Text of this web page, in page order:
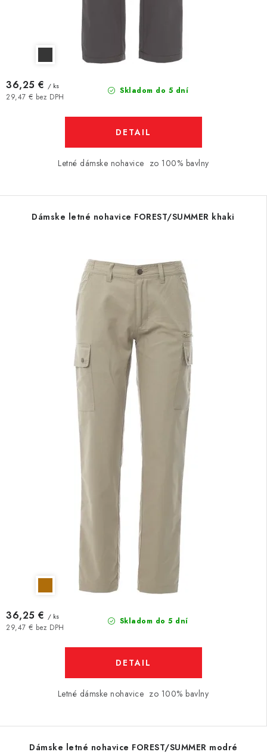
Skladom do 5 dní
29,47 € bez DPH
36,25 € / ks
DETAIL
Letné dámske nohavice zo 100% bavlny
Dámske letné nohavice FOREST/SUMMER khaki
Skladom do 5 dní
29,47 € bez DPH
36,25 € / ks
DETAIL
Letné dámske nohavice zo 100% bavlny
Dámske letné nohavice FOREST/SUMMER modré